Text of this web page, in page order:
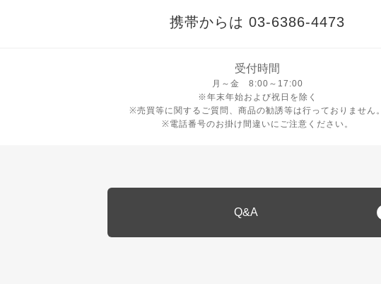
携帯からは 03-6386-4473
受付時間
月～金 8:00～17:00
月曜日から金曜日 8時から17時
※年末年始および祝日を除く
※売買等に関するご質問、商品の勧誘等は行っておりません。
※電話番号のお掛け間違いにご注意ください。
Q&A